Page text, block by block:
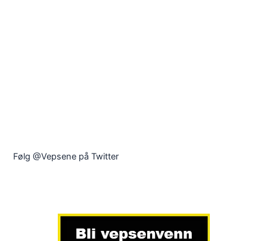
Følg @Vepsene på Twitter